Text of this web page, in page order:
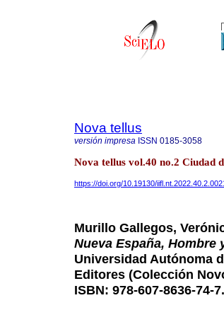
Nova tellus
versión impresa ISSN 0185-3058
Nova tellus vol.40 no.2 Ciudad
https://doi.org/10.19130/
Murillo Gallegos,
Nueva España, Hombre
Universidad Autónoma
Editores (Colección
ISBN: 978-607-8636-74-7.